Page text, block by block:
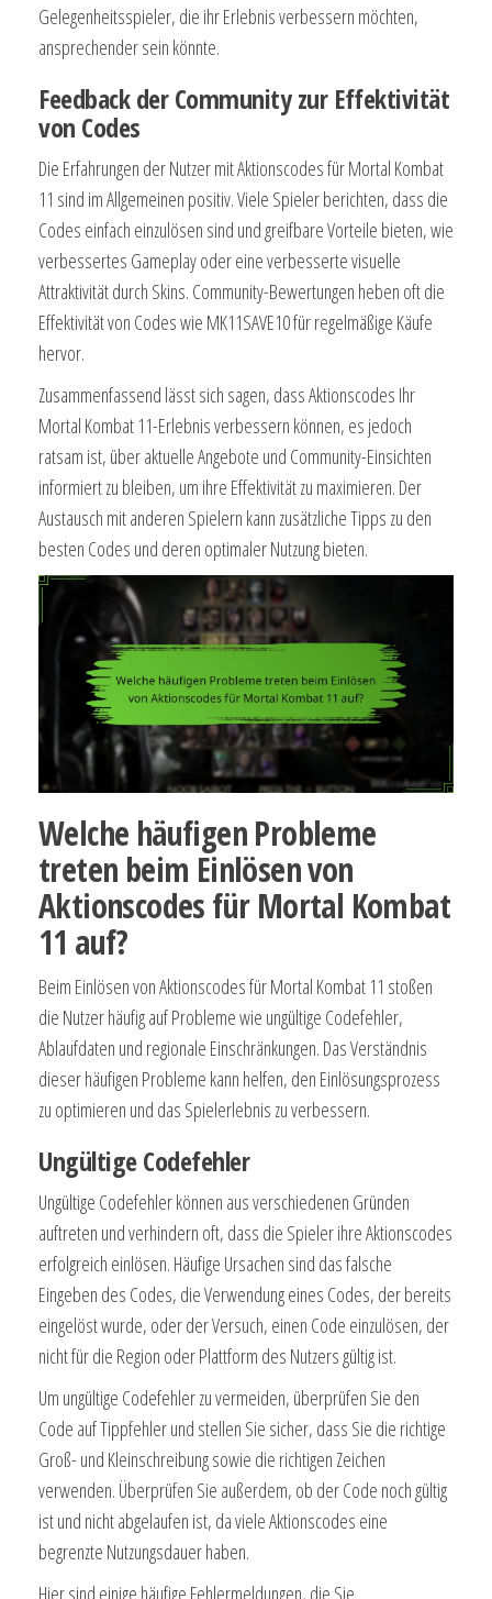
Gelegenheitsspieler, die ihr Erlebnis verbessern möchten,
ansprechender sein könnte.
Feedback der Community zur Effektivität
von Codes
Die Erfahrungen der Nutzer mit Aktionscodes für Mortal Kombat
11 sind im Allgemeinen positiv. Viele Spieler berichten, dass die
Codes einfach einzulösen sind und greifbare Vorteile bieten, wie
verbessertes Gameplay oder eine verbesserte visuelle
Attraktivität durch Skins. Community-Bewertungen heben oft die
Effektivität von Codes wie MK11SAVE10 für regelmäßige Käufe
hervor.
Zusammenfassend lässt sich sagen, dass Aktionscodes Ihr
Mortal Kombat 11-Erlebnis verbessern können, es jedoch
ratsam ist, über aktuelle Angebote und Community-Einsichten
informiert zu bleiben, um ihre Effektivität zu maximieren. Der
Austausch mit anderen Spielern kann zusätzliche Tipps zu den
besten Codes und deren optimaler Nutzung bieten.
Welche häufigen Probleme
treten beim Einlösen von
Aktionscodes für Mortal Kombat
11 auf?
Beim Einlösen von Aktionscodes für Mortal Kombat 11 stoßen
die Nutzer häufig auf Probleme wie ungültige Codefehler,
Ablaufdaten und regionale Einschränkungen. Das Verständnis
dieser häufigen Probleme kann helfen, den Einlösungsprozess
zu optimieren und das Spielerlebnis zu verbessern.
Ungültige Codefehler
Ungültige Codefehler können aus verschiedenen Gründen
auftreten und verhindern oft, dass die Spieler ihre Aktionscodes
erfolgreich einlösen. Häufige Ursachen sind das falsche
Eingeben des Codes, die Verwendung eines Codes, der bereits
eingelöst wurde, oder der Versuch, einen Code einzulösen, der
nicht für die Region oder Plattform des Nutzers gültig ist.
Um ungültige Codefehler zu vermeiden, überprüfen Sie den
Code auf Tippfehler und stellen Sie sicher, dass Sie die richtige
Groß- und Kleinschreibung sowie die richtigen Zeichen
verwenden. Überprüfen Sie außerdem, ob der Code noch gültig
ist und nicht abgelaufen ist, da viele Aktionscodes eine
begrenzte Nutzungsdauer haben.
Hier sind einige häufige Fehlermeldungen, die Sie